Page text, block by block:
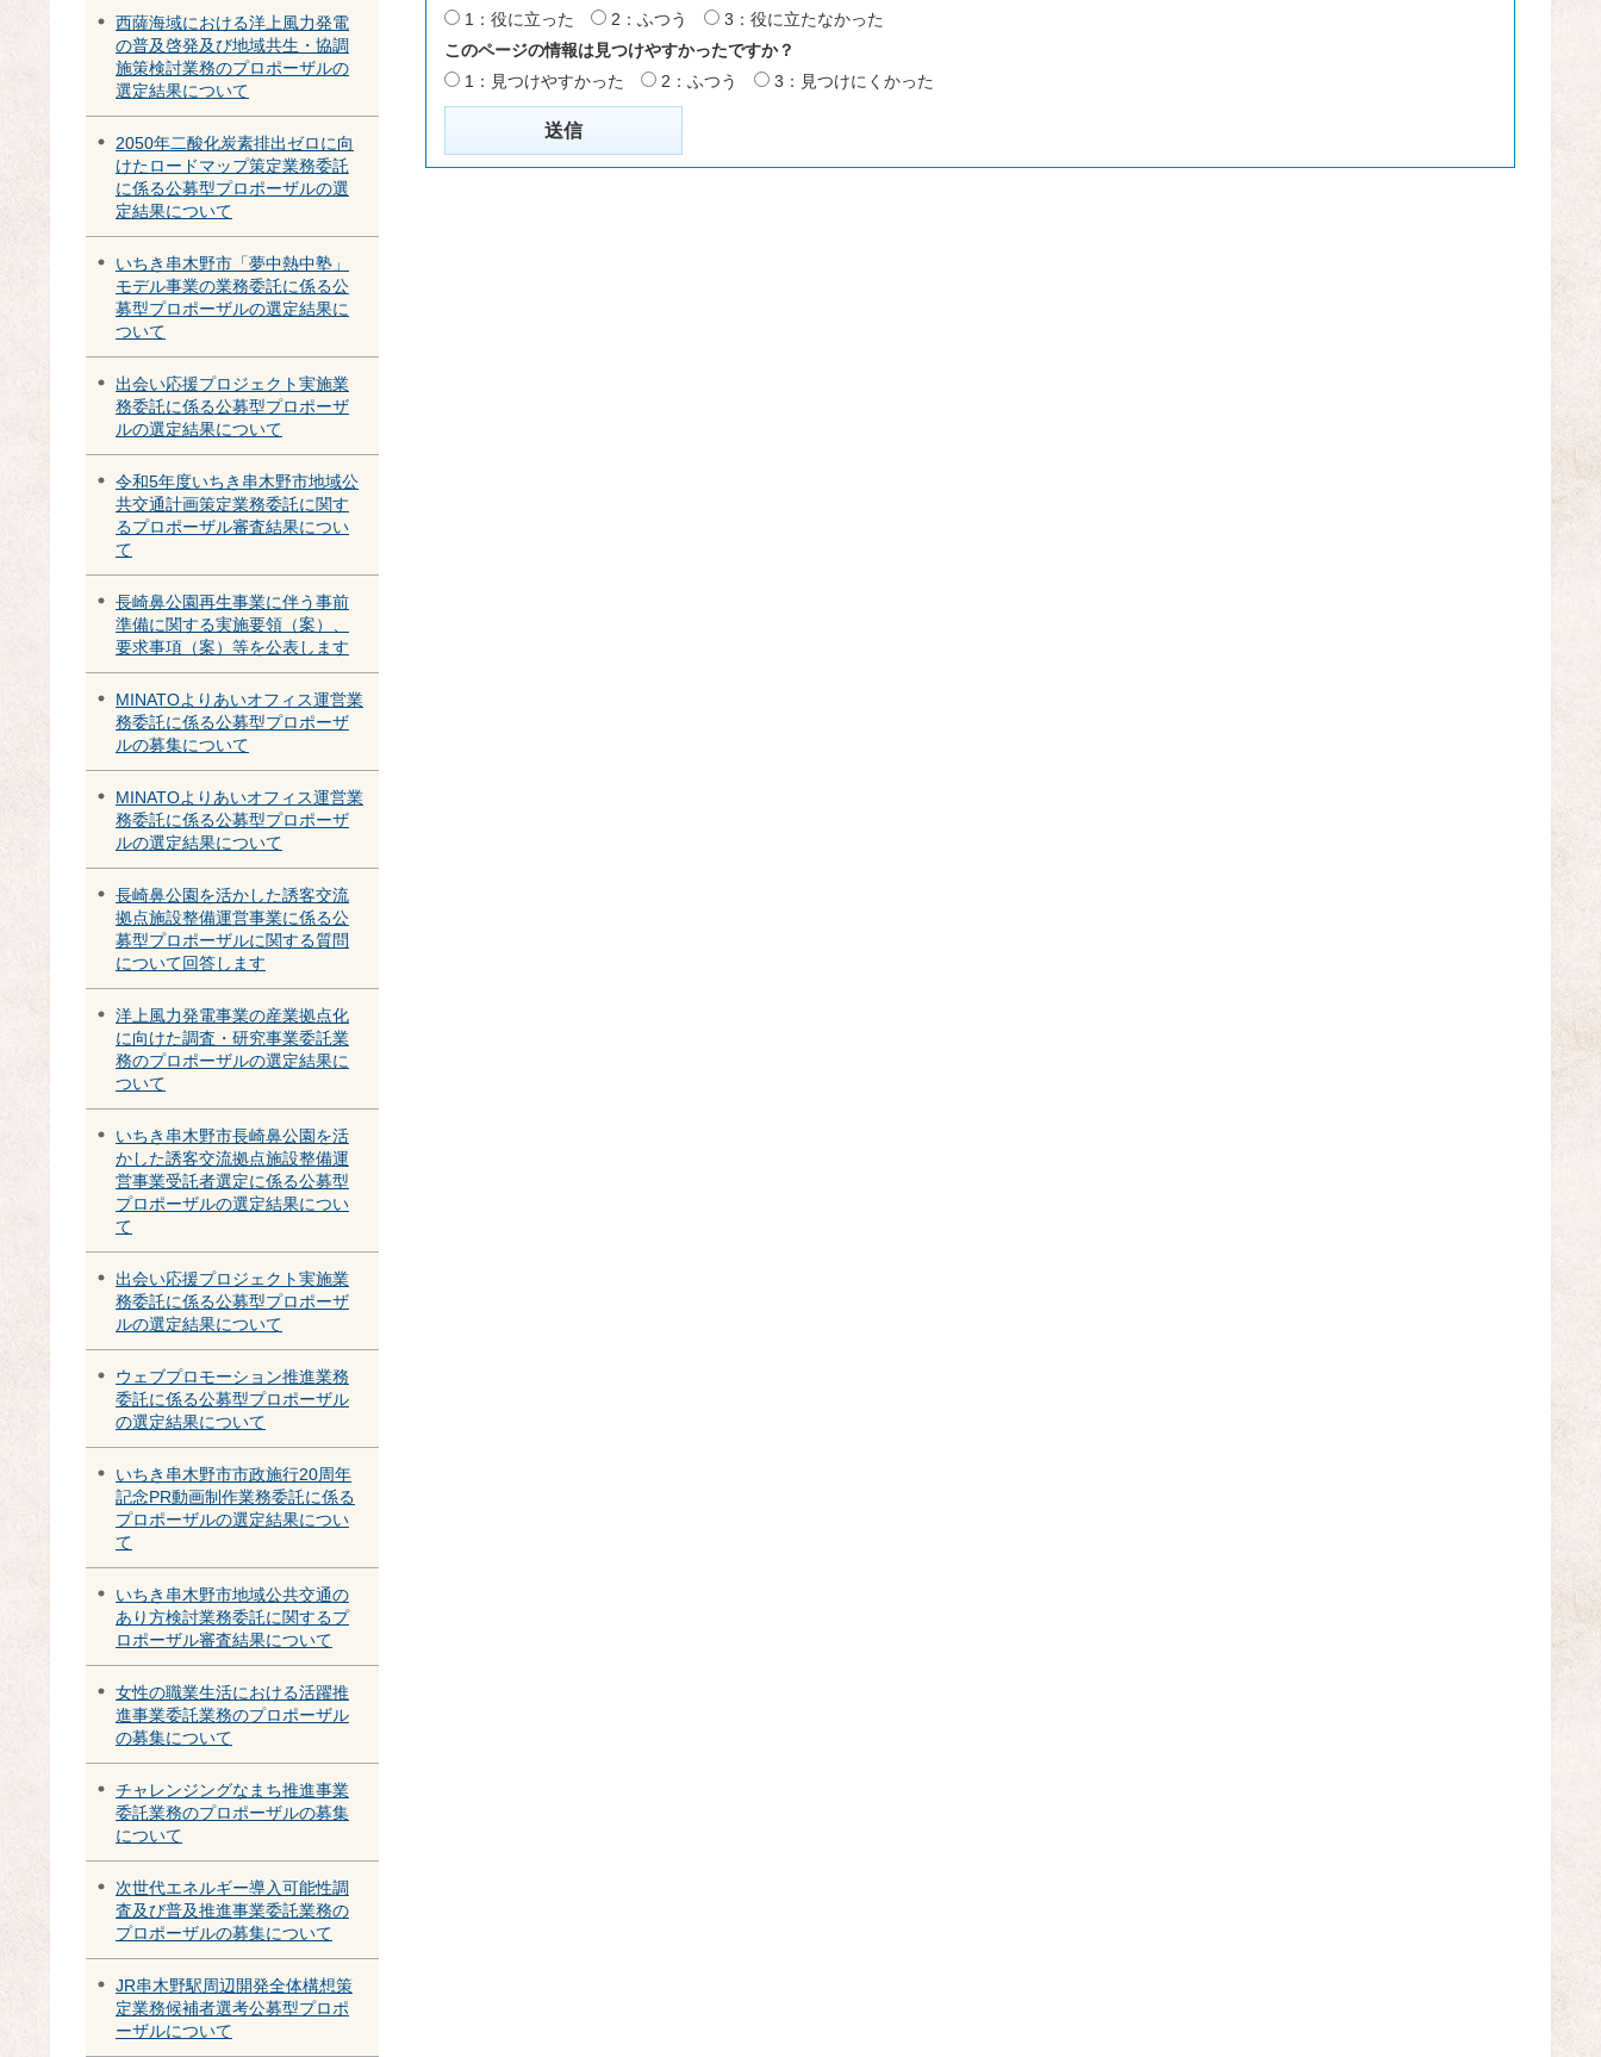
西薩海域における洋上風力発電
の普及啓発及び地域共生・協調
施策検討業務のプロポーザルの
選定結果について
2050年二酸化炭素排出ゼロに向
けたロードマップ策定業務委託
に係る公募型プロポーザルの選
定結果について
いちき串木野市「夢中熱中塾」
モデル事業の業務委託に係る公
募型プロポーザルの選定結果に
ついて
出会い応援プロジェクト実施業
務委託に係る公募型プロポーザ
ルの選定結果について
令和5年度いちき串木野市地域公
共交通計画策定業務委託に関す
るプロポーザル審査結果につい
て
長崎鼻公園再生事業に伴う事前
準備に関する実施要領（案）、
要求事項（案）等を公表します
MINATOよりあいオフィス運営業
務委託に係る公募型プロポーザ
ルの募集について
MINATOよりあいオフィス運営業
務委託に係る公募型プロポーザ
ルの選定結果について
長崎鼻公園を活かした誘客交流
拠点施設整備運営事業に係る公
募型プロポーザルに関する質問
について回答します
洋上風力発電事業の産業拠点化
に向けた調査・研究事業委託業
務のプロポーザルの選定結果に
ついて
いちき串木野市長崎鼻公園を活
かした誘客交流拠点施設整備運
営事業受託者選定に係る公募型
プロポーザルの選定結果につい
て
出会い応援プロジェクト実施業
務委託に係る公募型プロポーザ
ルの選定結果について
ウェブプロモーション推進業務
委託に係る公募型プロポーザル
の選定結果について
いちき串木野市市政施行20周年
記念PR動画制作業務委託に係る
プロポーザルの選定結果につい
て
いちき串木野市地域公共交通の
あり方検討業務委託に関するプ
ロポーザル審査結果について
女性の職業生活における活躍推
進事業委託業務のプロポーザル
の募集について
チャレンジングなまち推進事業
委託業務のプロポーザルの募集
について
次世代エネルギー導入可能性調
査及び普及推進事業委託業務の
プロポーザルの募集について
JR串木野駅周辺開発全体構想策
定業務候補者選考公募型プロポ
ーザルについて
1：役に立った
2：ふつう
3：役に立たなかった
このページの情報は見つけやすかったですか？
1：見つけやすかった
2：ふつう 3：見つけにくかった